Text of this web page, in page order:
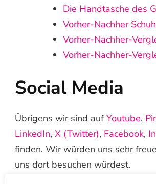
Die Handtasche des
Vorher-Nachher
Vorher-Nachher-
Vorher-Nachher-
Social Media
Übrigens wir sind auf Youtube,
LinkedIn, X (Twitter), Facebook,
finden. Wir würden uns sehr
uns dort besuchen würdest.